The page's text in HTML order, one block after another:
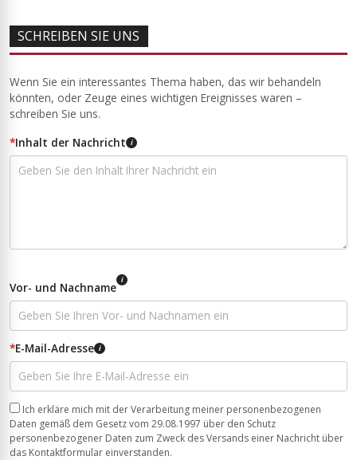
SCHREIBEN SIE UNS
Wenn Sie ein interessantes Thema haben, das wir behandeln
könnten, oder Zeuge eines wichtigen Ereignisses waren –
schreiben Sie uns.
*Inhalt der Nachricht i
Vor- und Nachname i
*E-Mail-Adresse i
Ich erkläre mich mit der Verarbeitung meiner personenbezogenen
Daten gemäß dem Gesetz vom 29.08.1997 über den Schutz
personenbezogener Daten zum Zweck des Versands einer Nachricht über
das Kontaktformular einverstanden.